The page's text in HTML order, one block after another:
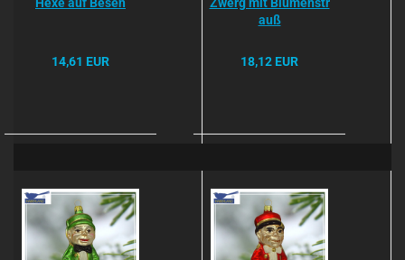
14,61 EUR
auß
18,12 EUR